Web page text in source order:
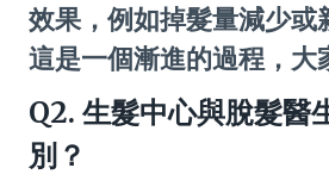
效果，例如掉髮量減少或
這是一個漸進的過程，大
Q2. 生髮中心與脫髮醫
別？